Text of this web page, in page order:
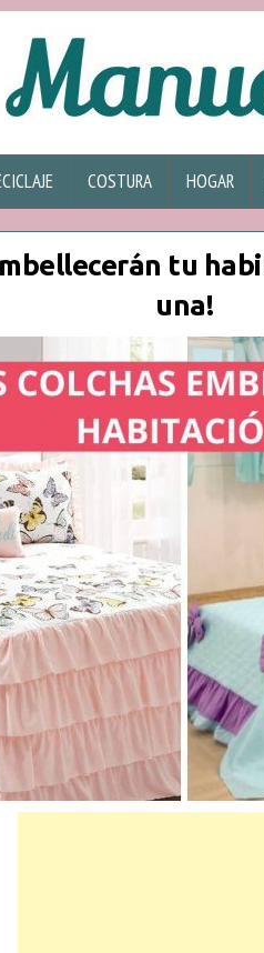
COSTURA HOGAR
tu
una!